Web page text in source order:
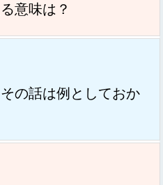
意味は？
の話は例としておか